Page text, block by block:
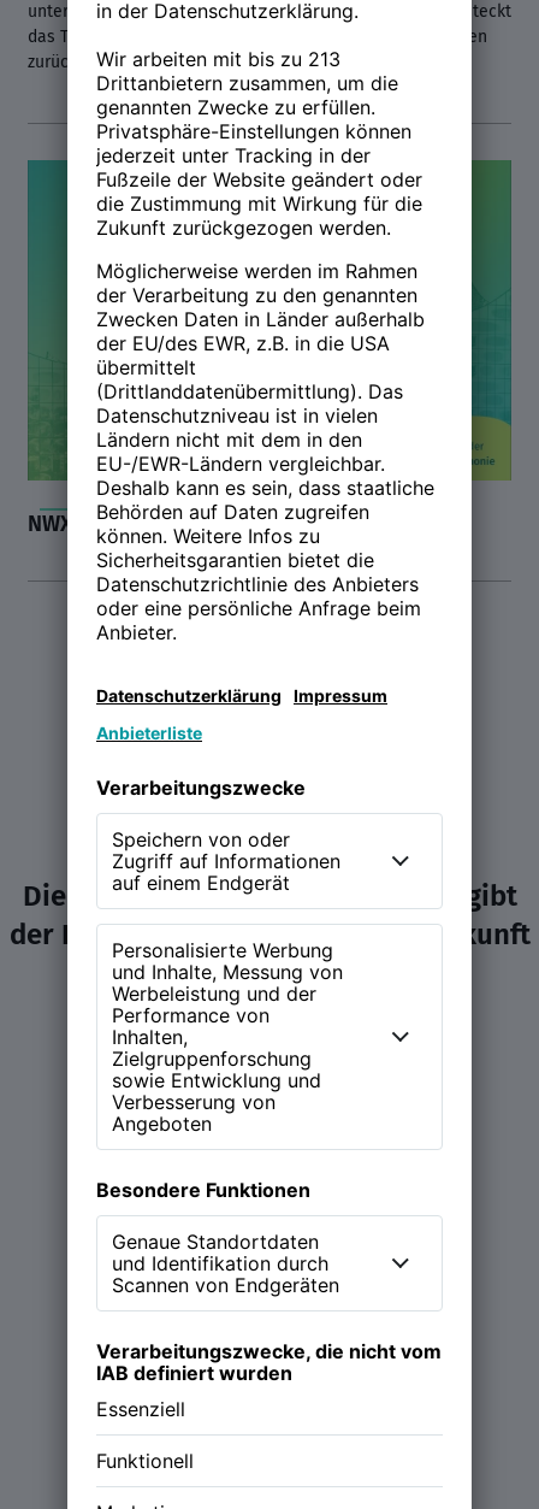
unternehmensstrategischen Maßnahme sprechen? Oder steckt
das Thema noch immer in den Kinderschuhen? Wir schauen
zurück, um gemeinsam nach vorne zu schauen.
NWX21 Teaser
Die NEW WORK Experience (NWX) gibt
der Diskussion über Arbeit und Zukunft
ein Zuhause.
Learn more
Magazin
Über NWX